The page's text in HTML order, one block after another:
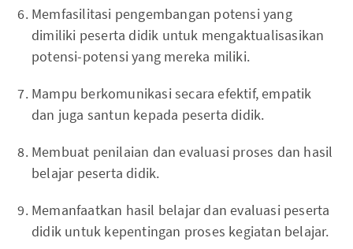
Memfasilitasi pengembangan potensi yang
dimiliki peserta didik untuk mengaktualisasikan
potensi-potensi yang mereka miliki.
Mampu berkomunikasi secara efektif, empatik
dan juga santun kepada peserta didik.
Membuat penilaian dan evaluasi proses dan hasil
belajar peserta didik.
Memanfaatkan hasil belajar dan evaluasi peserta
didik untuk kepentingan proses kegiatan belajar.